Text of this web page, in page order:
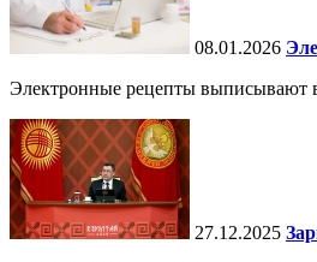
08.01.2026
Электронные рецепты выписывают
27.12.2025